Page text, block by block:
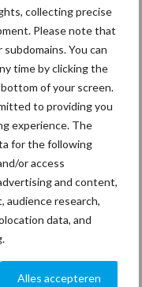
collecting precise
Please note that
You can
time by clicking the
of your screen.
to providing you
experience. The
for the following
or access
and content,
audience research,
data, and
Alles accepteren
UVC